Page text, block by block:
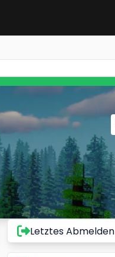
Letztes Abmelden